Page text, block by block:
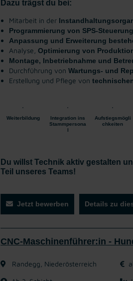
Dazu trägst du bei:
Mitarbeit in der
Programmierung von SPS-
Anpassung und Erweiterung
Analyse, Optimierung von
Montage, Inbetriebnahme und
Durchführung von Wartungs- und
Erstellung und Pflege von
Weiterbildung
Integration ins
Stammpersona
l
Aufstiegsmögli
chkeiten
Du willst Technik aktiv gestalten
Teil unseres Teams!
Jetzt bewerben Details zu
CNC-Maschinenführer:in -
Randegg, Niederösterreich